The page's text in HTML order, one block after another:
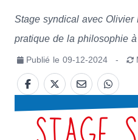
Stage syndical avec Olivier
pratique de la philosophie
Publié le 09-12-2024 -